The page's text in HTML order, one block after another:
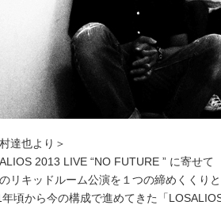
達也より＞
2013 LIVE “NO FUTURE ” に寄せて
リキッドルーム公演を１つの締めくくりと
頃から今の構成で進めてきた「